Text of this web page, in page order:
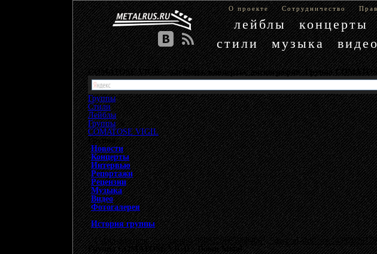
О проекте Сотрудничество
лейблы концерты
стили
музыка
COMATOSE VIGIL - альбомы, концерты, дискография. Группа
Группы
Стили
Лейблы
Группы»
COMATOSE VIGIL
Группа
Новости
Концерты
Интервью
Репортажи
Рецензии
Музыка
Видео
Фотогалерея
История группы
{"data-ad-client" => "ca-pub-9508229605968406", "data-ad-slot" =>
Группа COMATOSE VIGIL: Doom Metal